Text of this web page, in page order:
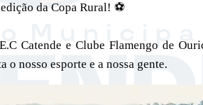
da Copa Rural! ⚽
Catende e Clube Flamengo de
o nosso esporte e a nossa gente.